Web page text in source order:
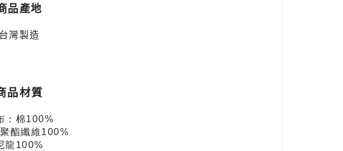
品產地
台灣製造
品材質
：棉100%
酯纖維100%
龍100%